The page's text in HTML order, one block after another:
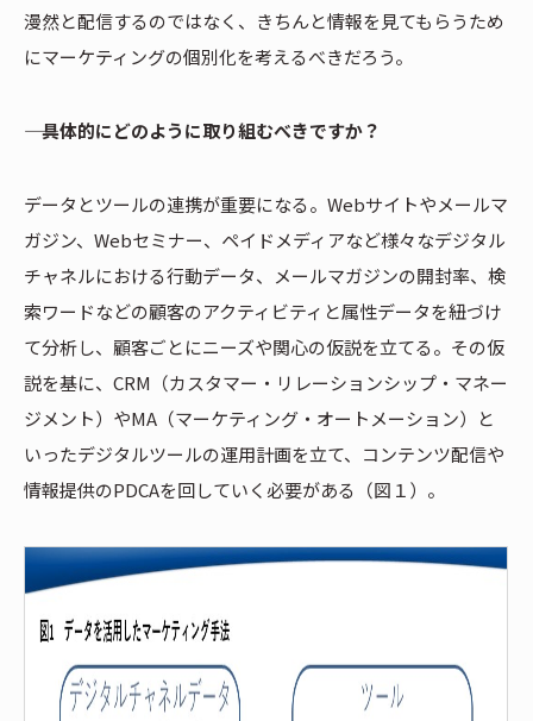
漫然と配信するのではなく、きちんと情報を見てもらうため
にマーケティングの個別化を考えるべきだろう。
―― 具体的にどのように取り組むべきですか？
データとツールの連携が重要になる。Webサイトやメールマ
ガジン、Webセミナー、ペイドメディアなど様々なデジタル
チャネルにおける行動データ、メールマガジンの開封率、検
索ワードなどの顧客のアクティビティと属性データを紐づけ
て分析し、顧客ごとにニーズや関心の仮説を立てる。その仮
説を基に、CRM（カスタマー・リレーションシップ・マネー
ジメント）やMA（マーケティング・オートメーション）と
いったデジタルツールの運用計画を立て、コンテンツ配信や
情報提供のPDCAを回していく必要がある（図１）。